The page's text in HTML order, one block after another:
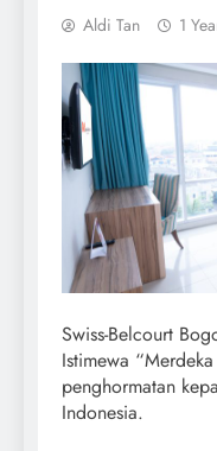
Aldi Tan 1
Swiss-Belcourt
Istimewa
penghormatan
Indonesia.